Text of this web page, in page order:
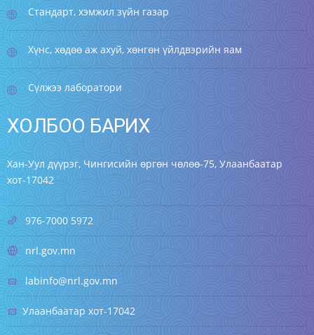
Стандарт, хэмжил зүйн газар
Хүнс, хөдөө аж ахуй, хөнгөн үйлдвэрийн яам
Сүлжээ лаборатори
ХОЛБОО БАРИХ
Хан-Уул дүүрэг, Чингисийн өргөн чөлөө-75, Улаанбаатар
хот-17042
976-7000 5972
nrl.gov.mn
labinfo@nrl.gov.mn
Улаанбаатар хот-17042